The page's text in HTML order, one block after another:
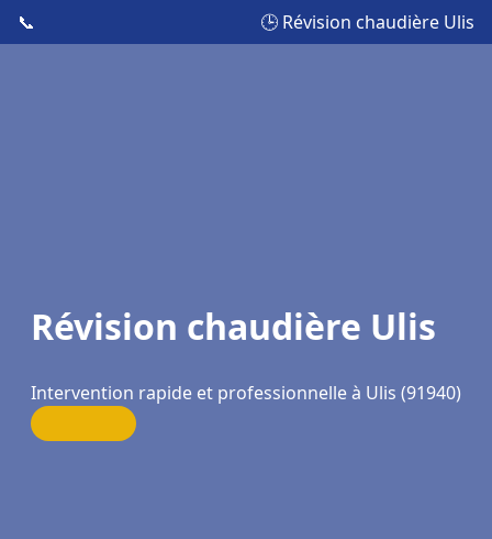
📞 🕒 Révision chaudière Ulis
Révision chaudière Ulis
Intervention rapide et professionnelle à Ulis (91940)